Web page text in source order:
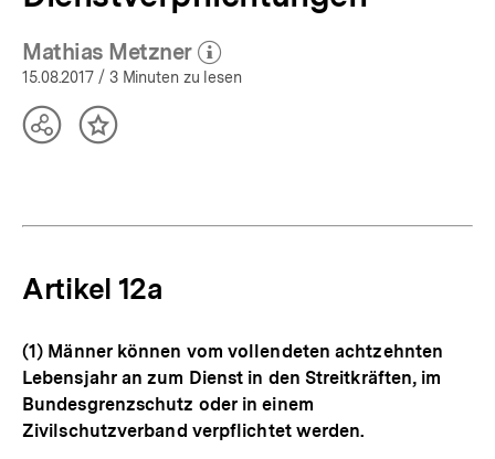
Mathias Metzner
(Mehr zum Autor)
öffnen
15.08.2017 / 3 Minuten zu lesen
TeilenInhalt
Artikel 12a
(1) Männer können vom vollendeten achtzehnten
Lebensjahr an zum Dienst in den Streitkräften, im
Bundesgrenzschutz oder in einem
Zivilschutzverband verpflichtet werden.